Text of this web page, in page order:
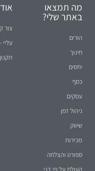
מה תמצאו
באתר שלי?
הורים
חינוך
יחסים
כסף
עסקים
ניהול זמן
שיווק
מכירות
ספורט והצלחה
העולם על פי דני
צור
עליי